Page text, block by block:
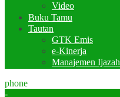
Video
Buku Tamu
Tautan
GTK Emis
e-Kinerja
Manajemen Ijazah
phone
-